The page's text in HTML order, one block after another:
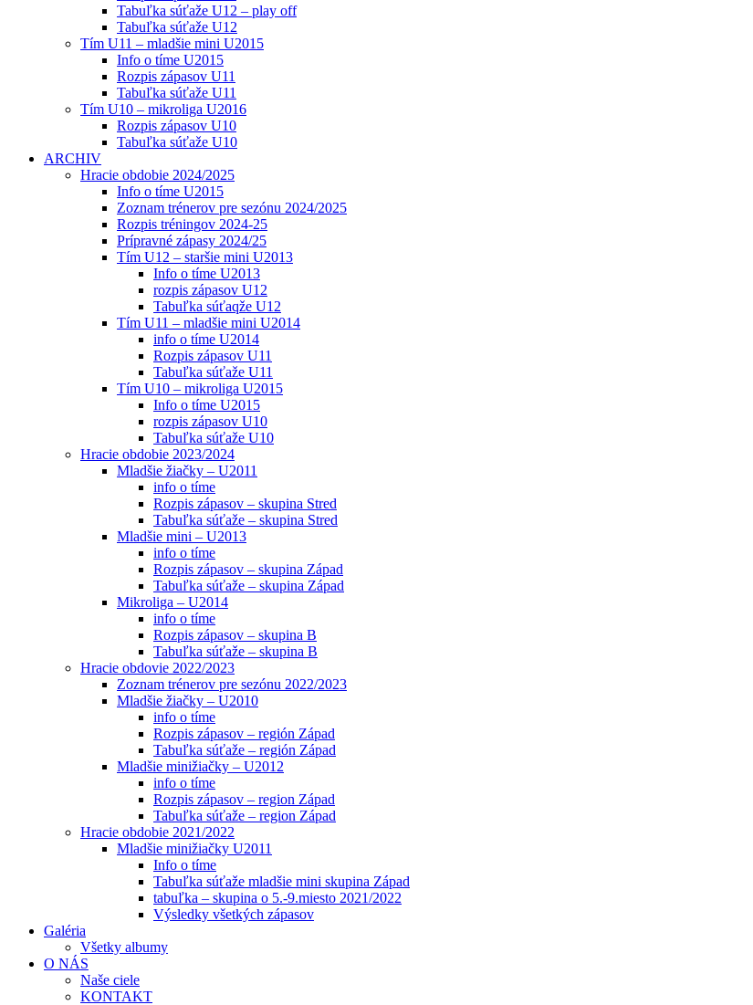
Tabuľka súťaže U12 – play off
Tabuľka súťaže U12
Tím U11 – mladšie mini U2015
Info o tíme U2015
Rozpis zápasov U11
Tabuľka súťaže U11
Tím U10 – mikroliga U2016
Rozpis zápasov U10
Tabuľka súťaže U10
ARCHIV
Hracie obdobie 2024/2025
Info o tíme U2015
Zoznam trénerov pre sezónu 2024/2025
Rozpis tréningov 2024-25
Prípravné zápasy 2024/25
Tím U12 – staršie mini U2013
Info o tíme U2013
rozpis zápasov U12
Tabuľka súťaqže U12
Tím U11 – mladšie mini U2014
info o tíme U2014
Rozpis zápasov U11
Tabuľka súťaže U11
Tím U10 – mikroliga U2015
Info o tíme U2015
rozpis zápasov U10
Tabuľka súťaže U10
Hracie obdobie 2023/2024
Mladšie žiačky – U2011
info o tíme
Rozpis zápasov – skupina Stred
Tabuľka súťaže – skupina Stred
Mladšie mini – U2013
info o tíme
Rozpis zápasov – skupina Západ
Tabuľka súťaže – skupina Západ
Mikroliga – U2014
info o tíme
Rozpis zápasov – skupina B
Tabuľka súťaže – skupina B
Hracie obdovie 2022/2023
Zoznam trénerov pre sezónu 2022/2023
Mladšie žiačky – U2010
info o tíme
Rozpis zápasov – región Západ
Tabuľka súťaže – región Západ
Mladšie minižiačky – U2012
info o tíme
Rozpis zápasov – region Západ
Tabuľka súťaže – region Západ
Hracie obdobie 2021/2022
Mladšie minižiačky U2011
Info o tíme
Tabuľka súťaže mladšie mini skupina Západ
tabuľka – skupina o 5.-9.miesto 2021/2022
Výsledky všetkých zápasov
Galéria
Všetky albumy
O NÁS
Naše ciele
KONTAKT